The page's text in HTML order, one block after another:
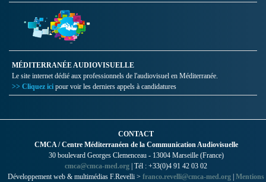
MÉDITERRANÉE AUDIOVISUELLE
Le site internet dédié aux professionnels de l'audiovisuel en Méditerranée.
>> Cliquez ici pour voir les derniers appels à candidatures
CONTACT
CMCA / Centre Méditerranéen de la Communication Audiovisuelle
30 boulevard Georges Clemenceau - 13004 Marseille (France)
cmca@cmca-med.org | Tél : +33(0)4 91 42 03 02
Développement web & multimédias F.Revelli > franco.revelli@cmca-med.org Mentions